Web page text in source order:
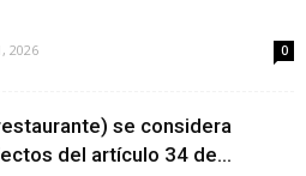
2026 0
se considera
del artículo 34 de...